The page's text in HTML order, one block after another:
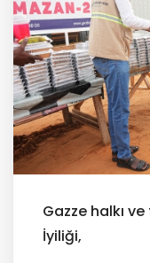
Gazze halkı
İyiliği,